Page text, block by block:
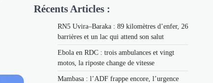
Récents Articles :
RN5 Uvira–Baraka : 89 kilomètres d’enfer, 26
barrières et un lac qui attend son salut
Ebola en RDC : trois ambulances et vingt
motos, la riposte change de vitesse
Mambasa : l’ADF frappe encore, l’urgence